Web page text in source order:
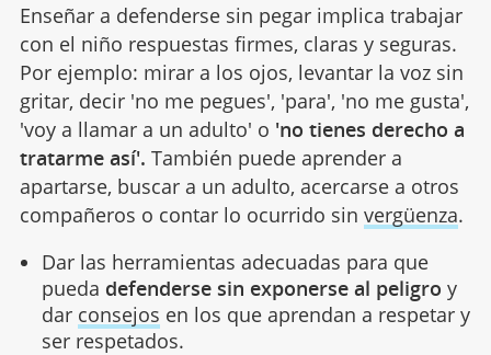
Enseñar a defenderse sin pegar implica trabajar
con el niño respuestas firmes, claras y seguras.
Por ejemplo: mirar a los ojos, levantar la voz sin
gritar, decir 'no me pegues', 'para', 'no me gusta',
'voy a llamar a un adulto' o 'no tienes derecho a
tratarme así'. También puede aprender a
apartarse, buscar a un adulto, acercarse a otros
compañeros o contar lo ocurrido sin vergüenza.
Dar las herramientas adecuadas para que
pueda defenderse sin exponerse al peligro y
dar consejos en los que aprendan a respetar y
ser respetados.